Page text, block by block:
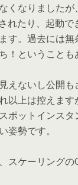
くなりました
れたり、起動で
す。過去には
！ということも
えないし公開
以上は控えま
ポットインス
姿勢です。
スケーリング